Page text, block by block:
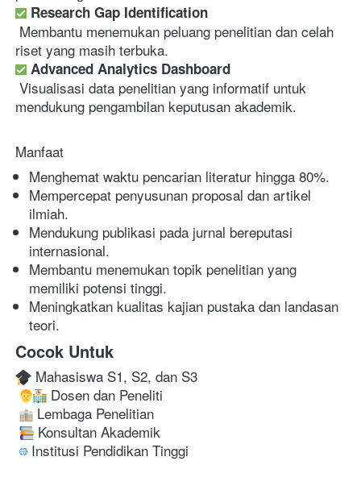
Research Gap Identification
riset yang masih terbuka.
Advanced Analytics Dashboard
mendukung pengambilan keputusan akademik.
Manfaat
Menghemat waktu pencarian literatur hingga 80%.
Mempercepat penyusunan proposal dan artikel
ilmiah.
Mendukung publikasi pada jurnal bereputasi
internasional.
Membantu menemukan topik penelitian yang
memiliki potensi tinggi.
Meningkatkan kualitas kajian pustaka dan landasan
teori.
Cocok Untuk
Mahasiswa S1, S2, dan S3
Dosen dan Peneliti
Lembaga Penelitian
Konsultan Akademik
Institusi Pendidikan Tinggi